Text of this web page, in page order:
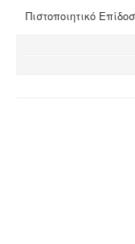
Πιστοποιητικό